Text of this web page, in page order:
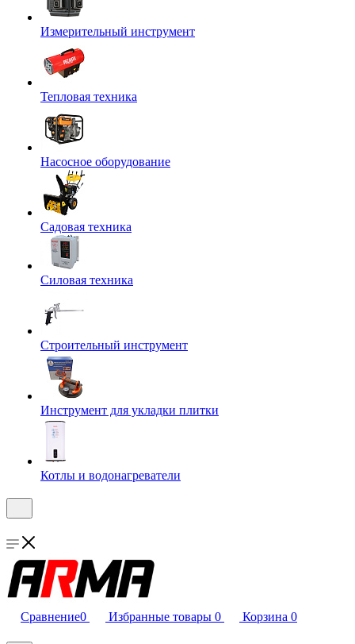
Измерительный инструмент
Тепловая техника
Насосное оборудование
Садовая техника
Силовая техника
Строительный инструмент
Инструмент для укладки плитки
Котлы и водонагреватели
Сравнение0 Избранные товары 0 Корзина 0